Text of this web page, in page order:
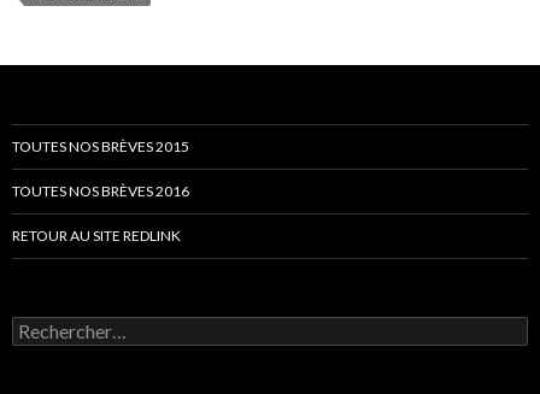
TOUTES NOS BRÈVES 2015
TOUTES NOS BRÈVES 2016
RETOUR AU SITE REDLINK
Rechercher :